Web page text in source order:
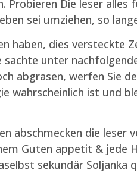
Probieren Die leser
sei umziehen, so
haben, dies
sachte unter
abgrasen, werfen Sie
wahrscheinlich ist und
abschmecken die leser
Guten appetit &
sekundär